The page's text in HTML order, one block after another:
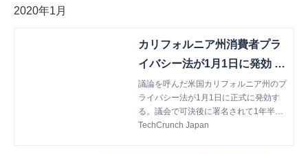
2020年1月
カリフォルニア州消費者プラ
イバシー法が1月1日に発効 | T
echCrunch Japan
議論を呼んだ米国カリフォルニア州のプ
ライバシー法が1月1日に正式に発効す
る。議会で可決後に署名されて1年半が
経った。本人の許可なく個人情報を売り
TechCrunch Japan